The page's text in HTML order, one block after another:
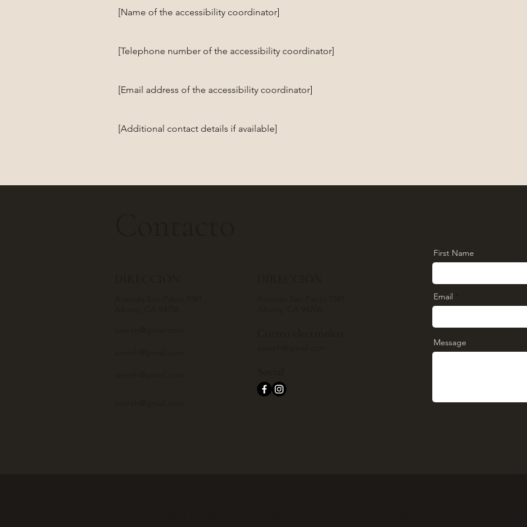
[Name of the accessibility coordinator]
[Telephone number of the accessibility coordinator]
[Email address of the accessibility coordinator]
[Additional contact details if available]
First Name
Email
Message